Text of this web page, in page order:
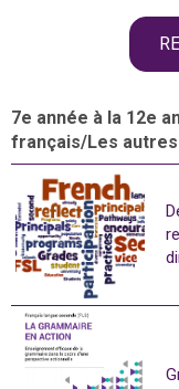
7e année à la 12e
français/Les autres